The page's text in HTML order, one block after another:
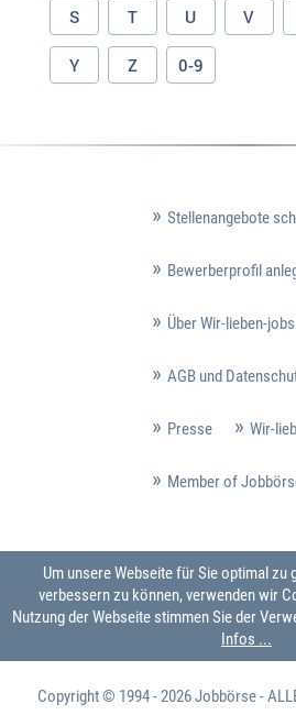
S T U V
Y Z 0-9
Stellenangebote
Bewerberprofil
Über Wir-lieben-
AGB und
Presse Wir-
Member of
Um unsere Webseite für Sie optimal
verbessern zu können, verwenden wir
Nutzung der Webseite stimmen Sie der
Infos ...
Copyright © 1994 - 2026Jobbörse-